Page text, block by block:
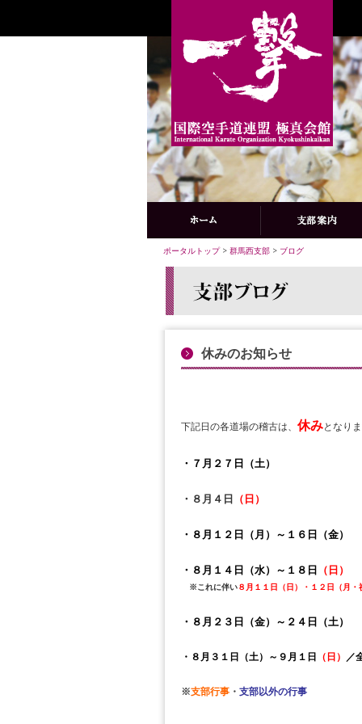
ポータルトップ> 群馬西支部 > ブログ
休みのお知らせ
下記日の各道場の稽古は、 休みとなりま
・７月２７日（土）
・８月４日 （日） ／
・８月１２日（月）～１６日
・８月１４日（水）～１８日 （日）
※これに伴い８月１１日（日）・１２日（月・
・８月２３日（金）～２４日
・８月３１日（土）～９月１日 （日）
※支部行事・ 支部以外の行事